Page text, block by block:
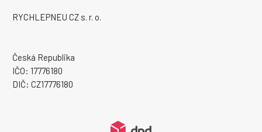
RYCHLEPNEU CZ s. r. o.
Česká Republika
IČO: 17776180
DIČ: CZ17776180